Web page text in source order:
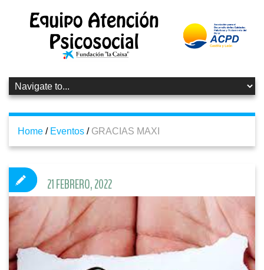
Home / Eventos / GRACIAS MAXI
21 FEBRERO, 2022